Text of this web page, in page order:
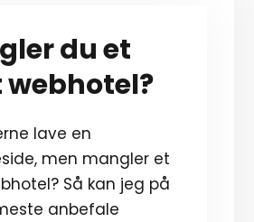
du et
lave en
men mangler et
Så kan jeg på
anbefale